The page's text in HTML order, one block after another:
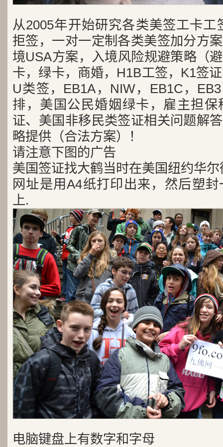
从2005年开始研究各类美签工卡工
拒签，一对一定制各类美签加分方
境USA方案，入境风险规避策略（
卡，绿卡，商婚，H1B工签，K1签
U类签，EB1A，NIW，EB1C，
排，美国公民婚姻绿卡，雇主担
证、美国非移民类签证相关问题解
略提供（合法方案）！
请注意下图的广告
美国签证找大鹤当时在美国纽约华
网址是用A4纸打印出来，然后塑
上.
电脑键盘上有数字和字母